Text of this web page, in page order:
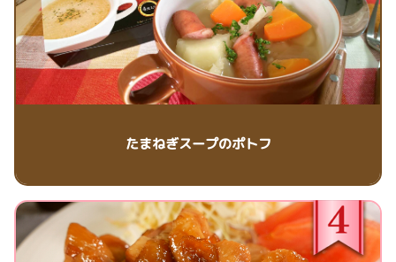
たまねぎスープのポトフ